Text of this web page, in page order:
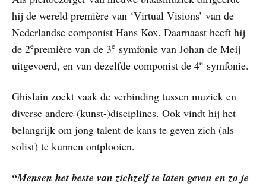
hij de wereld première van ‘Virtual Visions’ van de
Nederlandse componist Hans Kox. Daarnaast heeft hij
de 2epremière van de 3e symfonie van Johan de Meij
uitgevoerd, en van dezelfde componist de 4e symfonie.
Ghislain zoekt vaak de verbinding tussen muziek en
diverse andere (kunst-)disciplines. Ook vindt hij het
belangrijk om jong talent de kans te geven zich (als
solist) te kunnen ontplooien.
“Mensen het beste van zichzelf te laten geven en zo je